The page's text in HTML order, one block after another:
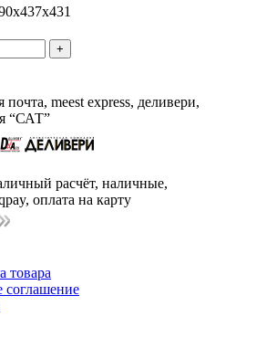
+
meest express, деливери,
“САТ”
расчёт, наличные,
оплата на карту
товара
соглашение